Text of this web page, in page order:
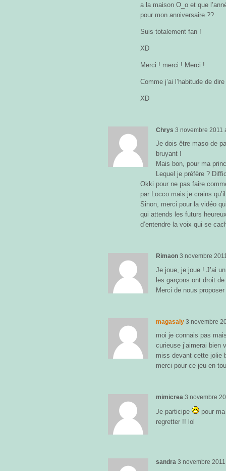
a la maison O_o et que
pour mon anniversaire ??
Suis totalement fan !
XD
Merci ! merci ! Merci !
Comme j’ai l’habitude de
XD
Chrys 3 novembre 2011
Je dois être maso de
bruyant !
Mais bon, pour ma
Lequel je préfère ?
Okki pour ne pas faire
par Locco mais je crains
Sinon, merci pour la vidéo
qui attends les futurs
d’entendre la voix qui se
Rimaon 3 novembre
Je joue, je joue ! J’ai
les garçons ont droit
Merci de nous
magasaly 3 novembre
moi je connais pas
curieuse j’aimerai bien
miss devant cette jolie
merci pour ce jeu en
mimicrea 3 novembre
Je participe
pour
regretter !! lol
sandra 3 novembre 2011